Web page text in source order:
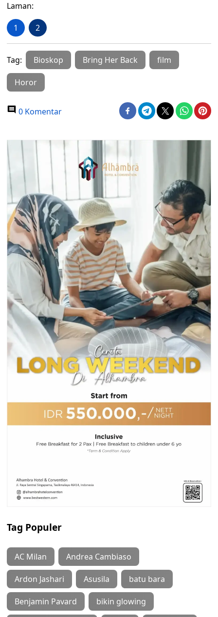
Laman:
1 2
Tag: Bioskop Bring Her Back film
Horor
0 Komentar
Tag Populer
AC Milan Andrea Cambiaso
Ardon Jashari Asusila batu bara
Benjamin Pavard bikin glowing